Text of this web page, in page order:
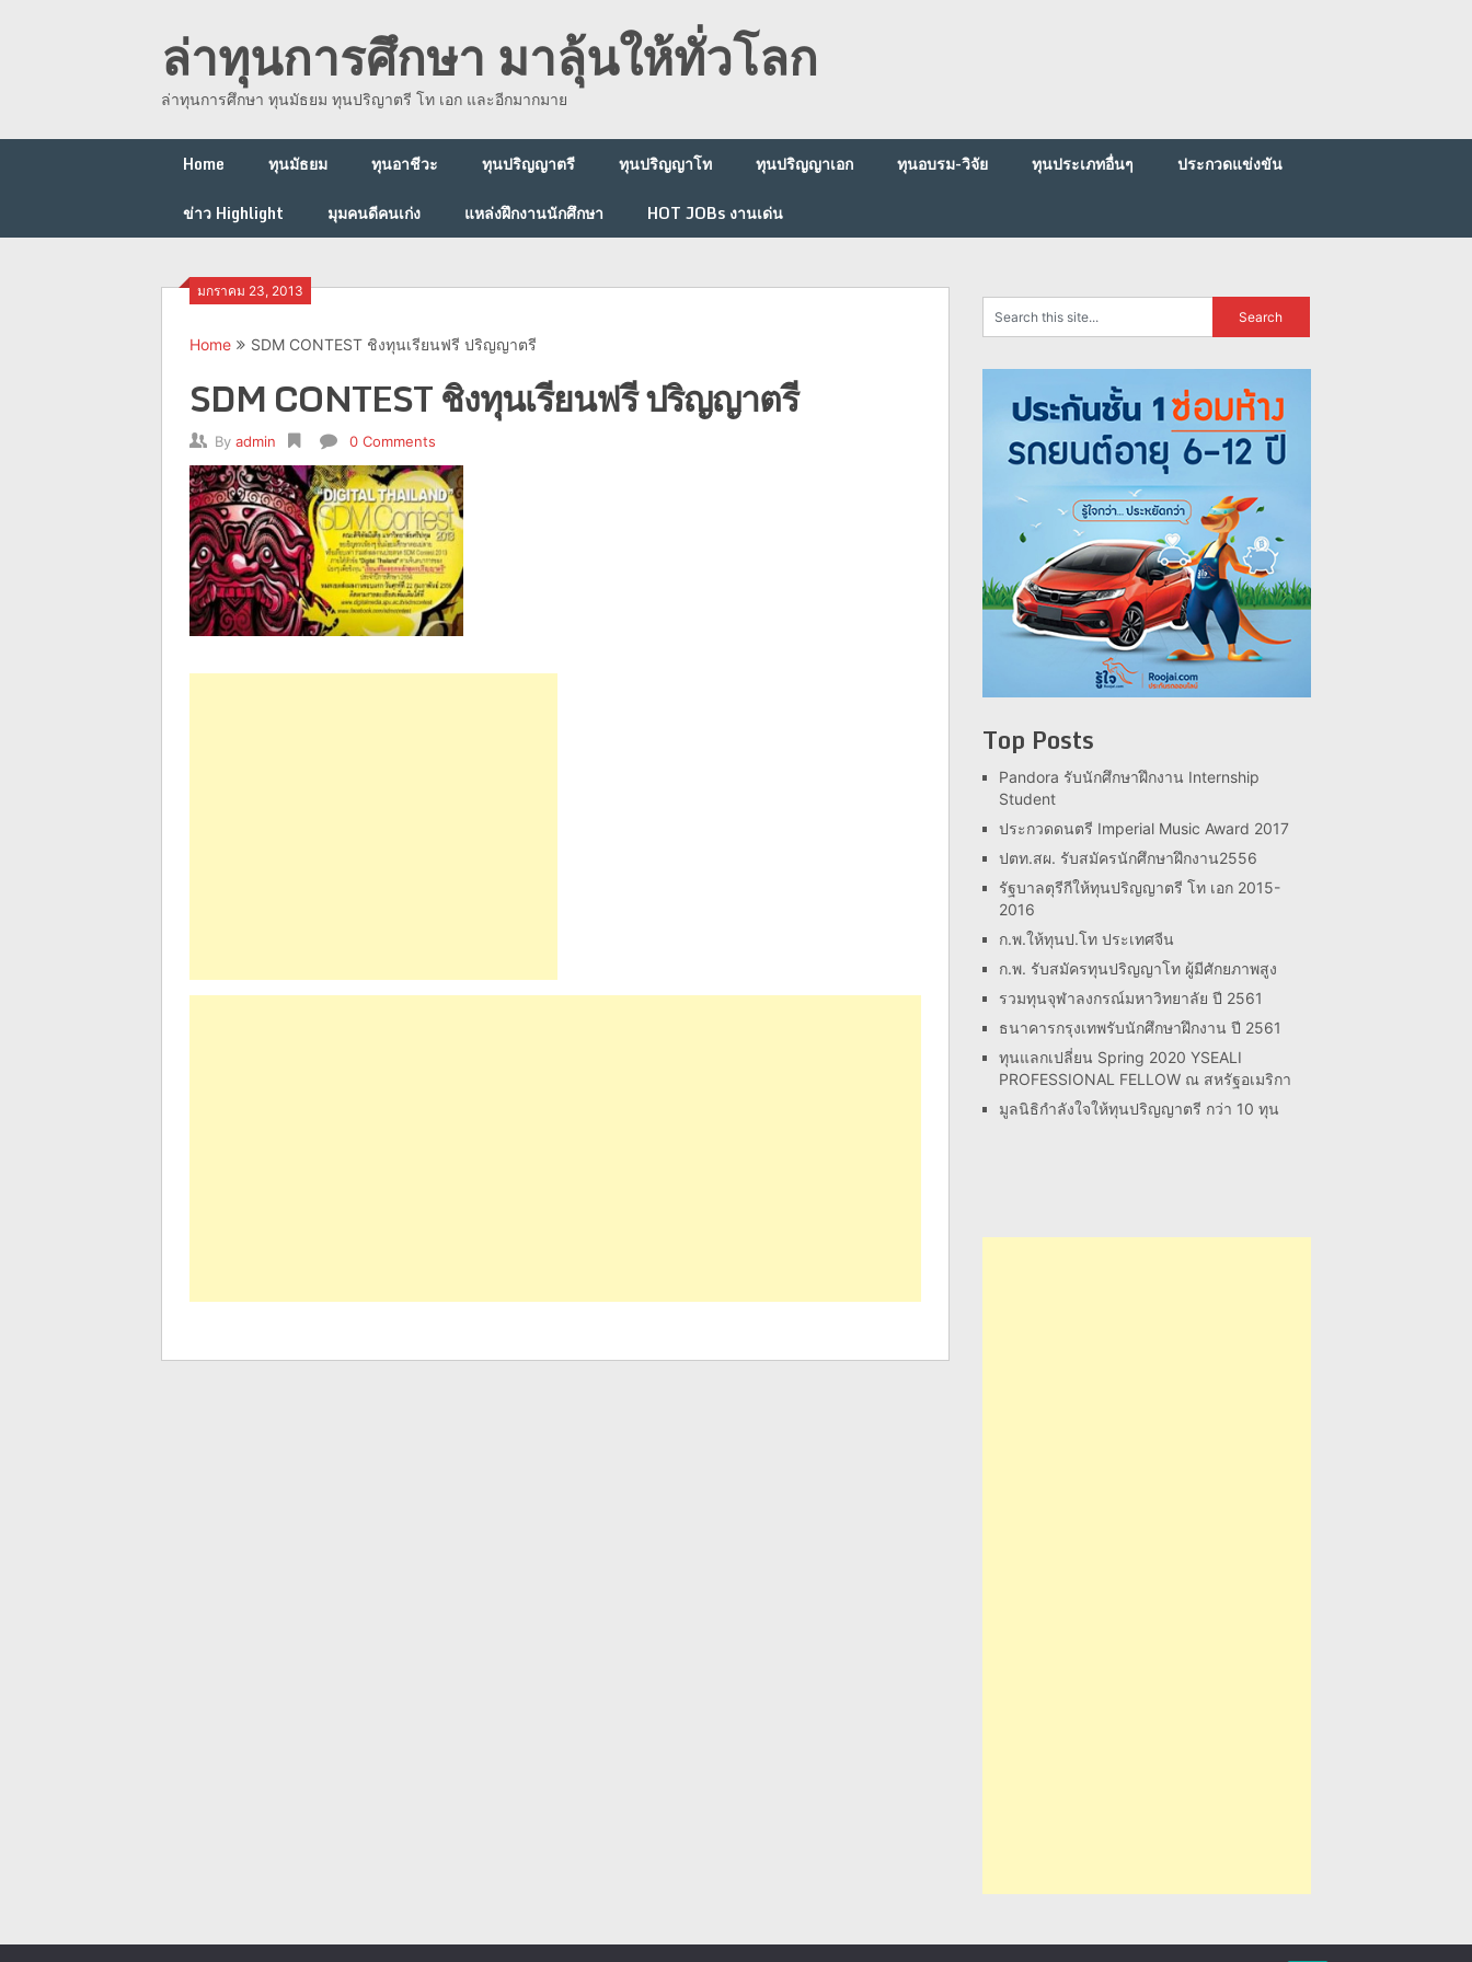
ล่าทุนการศึกษา มาลุ้นให้ทั่วโลก
ล่าทุนการศึกษา ทุนมัธยม ทุนปริญาตรี โท เอก และอีกมากมาย
Home ทุนมัธยม ทุนอาชีวะ ทุนปริญญาตรี ทุนปริญญาโท ทุนปริญญาเอก ทุนอบรม-วิจัย ทุนประเภทอื่นๆ
ประกวดแข่งขัน
ข่าว Highlight
มุมคนดีคนเก่ง แหล่งฝึกงานนักศึกษา HOT JOBs งานเด่น
มกราคม 23, 2013
Home SDM CONTEST ชิงทุนเรียนฟรี ปริญญาตรี
SDM CONTEST ชิงทุนเรียนฟรี ปริญญาตรี
By admin 0 Comments
Top Posts
Pandora รับนักศึกษาฝึกงาน Internship
Student
ประกวดดนตรี Imperial Music Award 2017
ปตท.สผ. รับสมัครนักศึกษาฝึกงาน2556
รัฐบาลตุรีกีให้ทุนปริญญาตรี โท เอก 2015-
2016
ก.พ.ให้ทุนป.โท ประเทศจีน
ก.พ. รับสมัครทุนปริญญาโท ผู้มีศักยภาพสูง
รวมทุนจุฬาลงกรณ์มหาวิทยาลัย ปี 2561
ธนาคารกรุงเทพรับนักศึกษาฝึกงาน ปี 2561
ทุนแลกเปลี่ยน Spring 2020 YSEALI
PROFESSIONAL FELLOW ณ สหรัฐอเมริกา
มูลนิธิกำลังใจให้ทุนปริญญาตรี กว่า 10 ทุน